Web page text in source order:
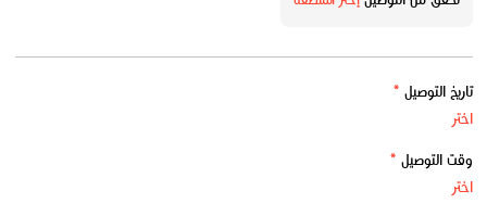
تاريخ التوصيل *
وقت التوصيل *